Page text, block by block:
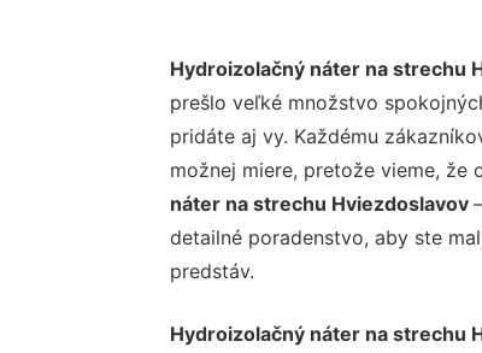
Hydroizolačný náter na strechu
prešlo veľké množstvo
pridáte aj vy. Každému
možnej miere, pretože vieme, že
náter na strechu Hviezdoslavov
detailné poradenstvo, aby ste
predstáv.
Hydroizolačný náter na strechu